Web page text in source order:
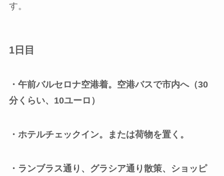
す。
1日目
・午前バルセロナ空港着。空港バスで市内へ（30
分くらい、10ユーロ）
・ホテルチェックイン。または荷物を置く。
・ランブラス通り、グラシア通り散策、ショッピ